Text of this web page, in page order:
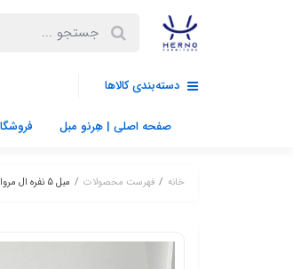
دسته‌بندی کالاها
صفحه اصلی | هِرنو مبل
خانه فهرست محصولات مبل 5 نفره ال مروارید( شرکت هرواک )-تسلا طوسی